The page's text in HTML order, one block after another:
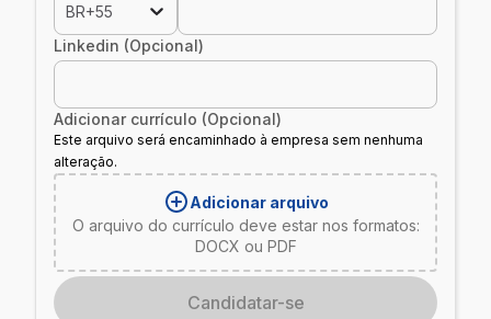
BR+55
Linkedin (Opcional)
Adicionar currículo (Opcional)
Este arquivo será encaminhado à empresa sem nenhuma
alteração.
Adicionar arquivo
O arquivo do currículo deve estar nos formatos:
DOCX ou PDF
Candidatar-se